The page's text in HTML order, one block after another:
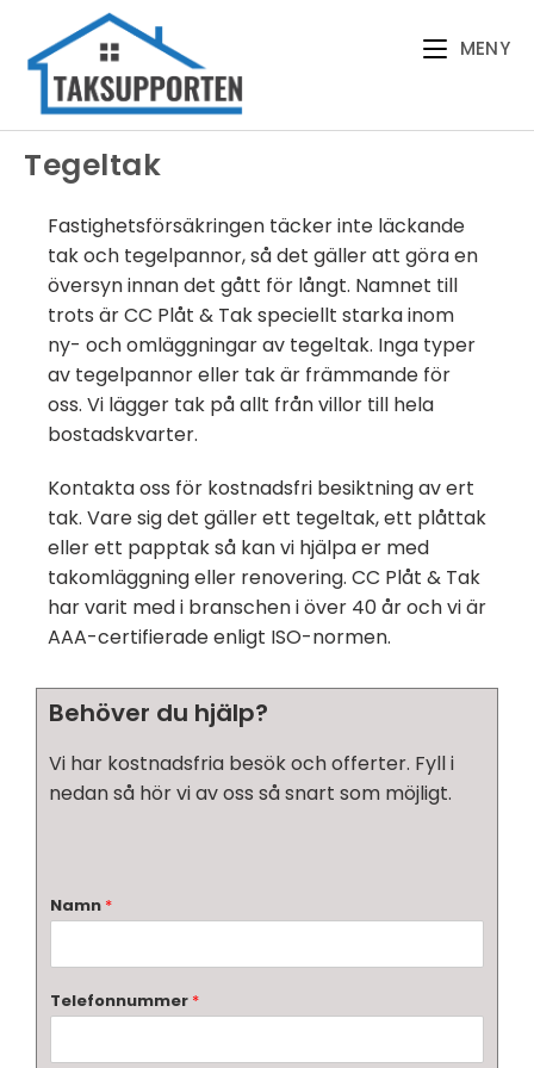
MENY
Tegeltak
Fastighetsförsäkringen täcker inte läckande
tak och tegelpannor, så det gäller att göra en
översyn innan det gått för långt. Namnet till
trots är CC Plåt & Tak speciellt starka inom
ny- och omläggningar av tegeltak. Inga typer
av tegelpannor eller tak är främmande för
oss. Vi lägger tak på allt från villor till hela
bostadskvarter.
Kontakta oss för kostnadsfri besiktning av ert
tak. Vare sig det gäller ett tegeltak, ett plåttak
eller ett papptak så kan vi hjälpa er med
takomläggning eller renovering. CC Plåt & Tak
har varit med i branschen i över 40 år och vi är
AAA-certifierade enligt ISO-normen.
Behöver du hjälp?
Vi har kostnadsfria besök och offerter. Fyll i
nedan så hör vi av oss så snart som möjligt.
Namn *
Telefonnummer *